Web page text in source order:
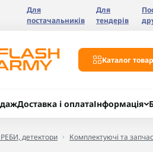
Для
постачальників
Для
тендерів
Каталог
Доставка і оплатаІнформація
детектори Комплектуючі та